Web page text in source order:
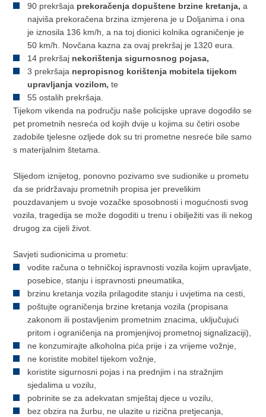
90 prekršaja prekoračenja dopuštene brzine kretanja,a
najviša prekoračena brzina izmjerena je u Doljanima i ona
je iznosila 136 km/h, a na toj dionici kolnika ograničenje je
50 km/h. Novčana kazna za ovaj prekršaj je 1320 eura.
14 prekršaj nekorištenja sigurnosnog pojasa,
3 prekršaja nepropisnog korištenja mobitela tijekom
upravljanja vozilom,te
55 ostalih prekršaja.
Tijekom vikenda na području naše policijske uprave dogodilo se
pet prometnih nesreća od kojih dvije u kojima su četiri osobe
zadobile tjelesne ozljede dok su tri prometne nesreće bile samo
s materijalnim štetama.
Slijedom iznijetog, ponovno pozivamo sve sudionike u prometu
da se pridržavaju prometnih propisa jer prevelikim
pouzdavanjem u svoje vozačke sposobnosti i mogućnosti svog
vozila, tragedija se može dogoditi u trenu i obilježiti vas ili nekog
drugog za cijeli život.
Savjeti sudionicima u prometu:
vodite računa o tehničkoj ispravnosti vozila kojim upravljate,
posebice, stanju i ispravnosti pneumatika,
brzinu kretanja vozila prilagodite stanju i uvjetima na cesti,
poštujte ograničenja brzine kretanja vozila (propisana
zakonom ili postavljenim prometnim znacima, uključujući
pritom i ograničenja na promjenjivoj prometnoj signalizaciji),
ne konzumirajte alkoholna pića prije i za vrijeme vožnje,
ne koristite mobitel tijekom vožnje,
koristite sigurnosni pojas i na prednjim i na stražnjim
sjedalima u vozilu,
pobrinite se za adekvatan smještaj djece u vozilu,
bez obzira na žurbu, ne ulazite u rizična pretjecanja,